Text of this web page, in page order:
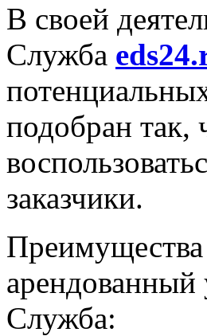
В своей
Служба
подобран так,
заказчики.
арендованный
Служба: